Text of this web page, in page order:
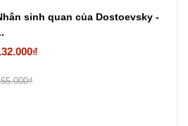
sinh quan của Dostoevsky -